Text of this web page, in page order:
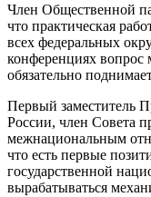
Член Общественной
что практическая
всех федеральных
конференциях
обязательно
Первый заместитель
России, член Совета
межнациональным
что есть первые
государственной
вырабатываться